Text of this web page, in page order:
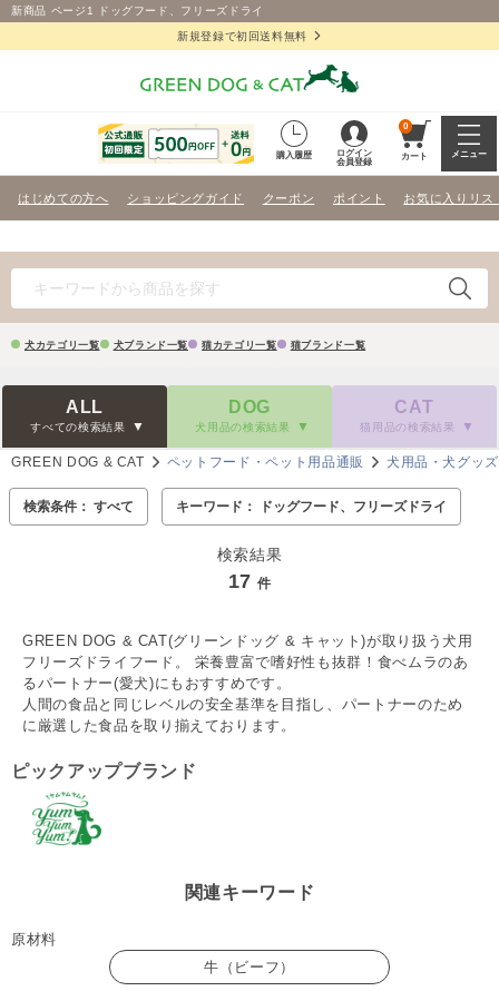
新商品 ページ1 ドッグフード、フリーズドライ
新規登録で初回送料無料
購入履歴
ログイン
会員登録
0
カート メニュー
はじめての方へ ショッピングガイド クーポン ポイント お気に入りリス
犬カテゴリ一覧 犬ブランド一覧 猫カテゴリ一覧 猫ブランド一覧
ALL
すべての検索結果
DOG
犬用品の検索結果
CAT
猫用品の検索結果
GREEN DOG & CAT ペットフード・ペット用品通販 犬用品・犬グッズ
検索条件： すべて キーワード： ドッグフード、フリーズドライ
検索結果
17 件
GREEN DOG & CAT(グリーンドッグ & キャット)が取り扱う犬用
フリーズドライフード。 栄養豊富で嗜好性も抜群！食べムラのあ
るパートナー(愛犬)にもおすすめです。
人間の食品と同じレベルの安全基準を目指し、パートナーのため
に厳選した食品を取り揃えております。
ピックアップブランド
関連キーワード
原材料
牛（ビーフ）